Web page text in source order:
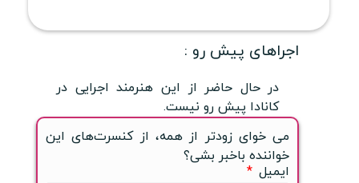
اجراهای پیش رو :
در حال حاضر از این هنرمند اجرایی در
کانادا پیش رو نیست.
می خوای زودتر از همه، از کنسرت‌های این
خواننده باخبر بشی؟
ایمیل